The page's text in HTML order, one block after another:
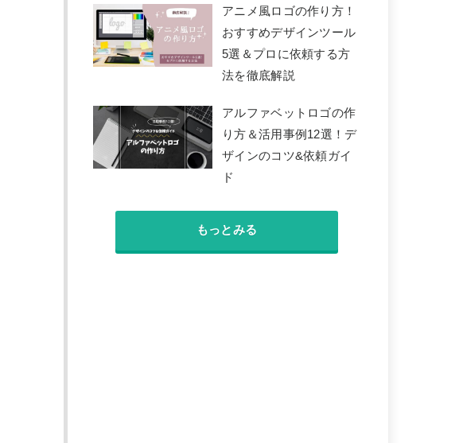
アニメ風ロゴの作り方！
おすすめデザインツール
5選＆プロに依頼する方
法を徹底解説
アルファベットロゴの作
り方＆活用事例12選！デ
ザインのコツ&依頼ガイ
ド
もっとみる